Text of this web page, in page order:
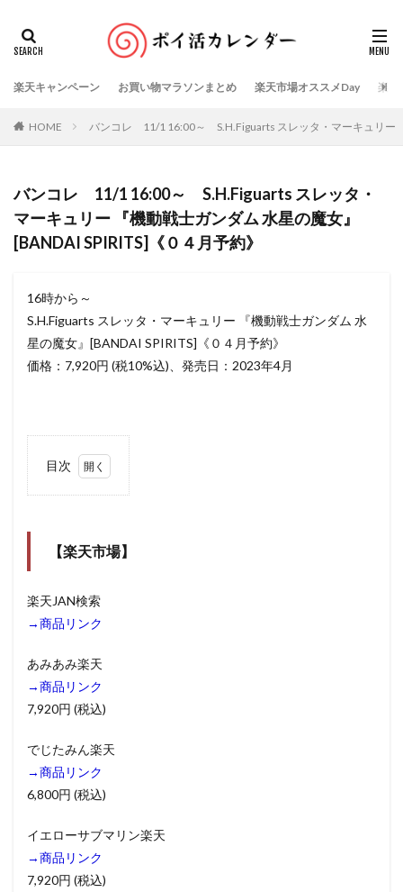
楽天キャンペーン お買い物マラソンまとめ 楽天市場オススメDay 楽天
HOME バンコレ 11/1 16:00～ S.H.Figuarts スレッタ・マーキュリー
バンコレ 11/1 16:00～ S.H.Figuarts スレッタ・
マーキュリー 『機動戦士ガンダム 水星の魔女』
[BANDAI SPIRITS]《０４月予約》
16時から～
S.H.Figuarts スレッタ・マーキュリー 『機動戦士ガンダム 水
星の魔女』[BANDAI SPIRITS]《０４月予約》
価格：7,920円 (税10%込)、発売日：2023年4月
目次
フシ
ョ】
【Amazon】
4
【そ
他】
5
【検
ク】
【楽天市場】
楽天JAN検索
→商品リンク
あみあみ楽天
→商品リンク
7,920円 (税込)
でじたみん楽天
→商品リンク
6,800円 (税込)
イエローサブマリン楽天
→商品リンク
7,920円 (税込)